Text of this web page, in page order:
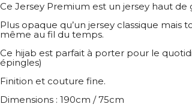
Ce Jersey Premium est un jersey haut de
Plus opaque qu’un jersey classique
même au fil du temps.
Ce hijab est parfait à porter pour le
épingles)
Finition et couture fine.
Dimensions : 190cm / 75cm